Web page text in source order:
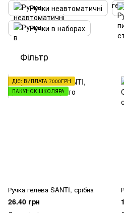
Ручки неавтоматичні
Ручки в наборах
Фільтр
ДІЄ: ВИПЛАТА 7000ГРН
ПАКУНОК ШКОЛЯРА
Ручка гелева SANTI, срібна
26.40 грн